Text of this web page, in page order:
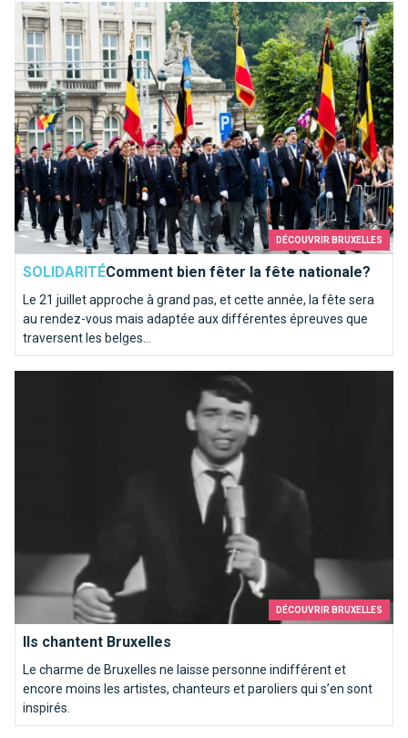
sélectionné pour vous les meilleures pistes de la capitale.
DÉCOUVRIR BRUXELLES
SOLIDARITÉComment bien fêter la fête nationale?
Le 21 juillet approche à grand pas, et cette année, la fête sera
au rendez-vous mais adaptée aux différentes épreuves que
traversent les belges...
Comment bien fêter la fête nationale?
DÉCOUVRIR BRUXELLES
Ils chantent Bruxelles
Le charme de Bruxelles ne laisse personne indifférent et
encore moins les artistes, chanteurs et paroliers qui s’en sont
inspirés.